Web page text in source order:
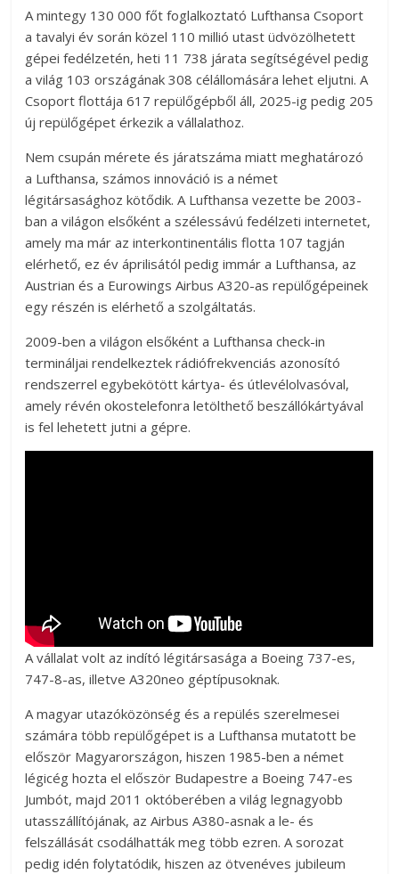
A mintegy 130 000 főt foglalkoztató Lufthansa Csoport
a tavalyi év során közel 110 millió utast üdvözölhetett
gépei fedélzetén, heti 11 738 járata segítségével pedig
a világ 103 országának 308 célállomására lehet eljutni. A
Csoport flottája 617 repülőgépből áll, 2025-ig pedig 205
új repülőgépet érkezik a vállalathoz.
Nem csupán mérete és járatszáma miatt meghatározó
a Lufthansa, számos innováció is a német
légitársasághoz kötődik. A Lufthansa vezette be 2003-
ban a világon elsőként a szélessávú fedélzeti internetet,
amely ma már az interkontinentális flotta 107 tagján
elérhető, ez év áprilisától pedig immár a Lufthansa, az
Austrian és a Eurowings Airbus A320-as repülőgépeinek
egy részén is elérhető a szolgáltatás.
2009-ben a világon elsőként a Lufthansa check-in
termináljai rendelkeztek rádiófrekvenciás azonosító
rendszerrel egybekötött kártya- és útlevélolvasóval,
amely révén okostelefonra letölthető beszállókártyával
is fel lehetett jutni a gépre.
A vállalat volt az indító légitársasága a Boeing 737-es,
747-8-as, illetve A320neo géptípusoknak.
A magyar utazóközönség és a repülés szerelmesei
számára több repülőgépet is a Lufthansa mutatott be
először Magyarországon, hiszen 1985-ben a német
légicég hozta el először Budapestre a Boeing 747-es
Jumbót, majd 2011 októberében a világ legnagyobb
utasszállítójának, az Airbus A380-asnak a le- és
felszállását csodálhatták meg több ezren. A sorozat
pedig idén folytatódik, hiszen az ötvenéves jubileum